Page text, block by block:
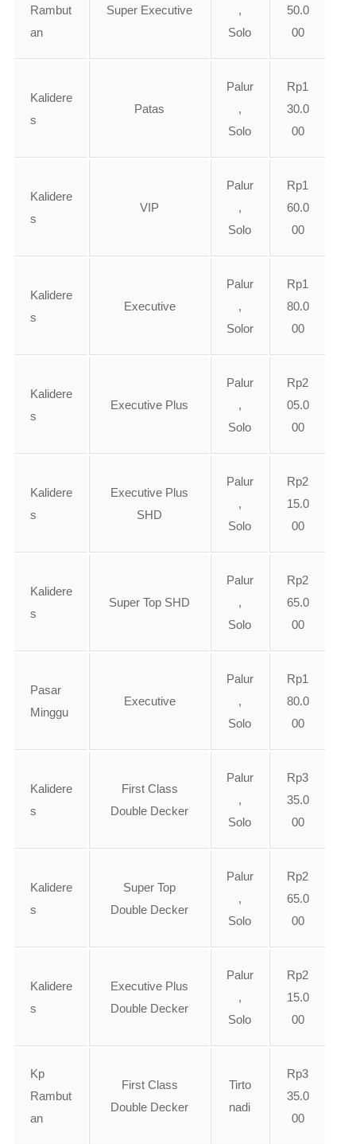
Rambut
an
Super Executive
,
Solo
50.0
00
Kalidere
s
Patas
Palur
,
Solo
Rp1
30.0
00
Kalidere
s
VIP
Palur
,
Solo
Rp1
60.0
00
Kalidere
s
Executive
Palur
,
Solor
Rp1
80.0
00
Kalidere
s
Executive Plus
Palur
,
Solo
Rp2
05.0
00
Kalidere
s
Executive Plus
SHD
Palur
,
Solo
Rp2
15.0
00
Kalidere
s
Super Top SHD
Palur
,
Solo
Rp2
65.0
00
Pasar
Minggu
Executive
Palur
,
Solo
Rp1
80.0
00
Kalidere
s
First Class
Double Decker
Palur
,
Solo
Rp3
35.0
00
Kalidere
s
Super Top
Double Decker
Palur
,
Solo
Rp2
65.0
00
Kalidere
s
Executive Plus
Double Decker
Palur
,
Solo
Rp2
15.0
00
Kp
Rambut
an
First Class
Double Decker
Tirto
nadi
Rp3
35.0
00